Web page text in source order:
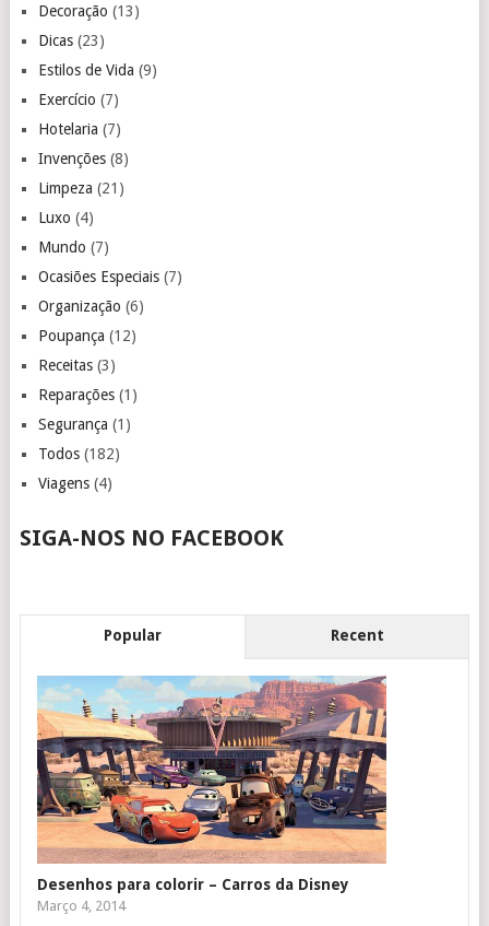
Decoração (13)
Dicas(23)
Estilos de Vida (9)
Exercício (7)
Hotelaria (7)
Invenções(8)
Limpeza (21)
Luxo (4)
Mundo (7)
Ocasiões Especiais(7)
Organização (6)
Poupança (12)
Receitas(3)
Reparações(1)
Segurança (1)
Todos(182)
Viagens(4)
SIGA-NOS NO FACEBOOK
Popular Recent
Desenhos para colorir – Carros da Disney
Março 4, 2014